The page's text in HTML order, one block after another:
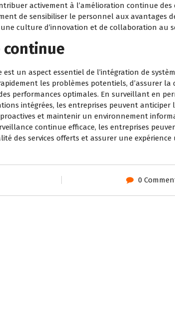
activement à l’amélioration continue des
de sensibiliser le personnel aux avantages
culture d’innovation et de collaboration au
continue
un aspect essentiel de l’intégration de
les problèmes potentiels, d’assurer la
performances optimales. En surveillant en
intégrées, les entreprises peuvent anticiper
proactives et maintenir un environnement
continue efficace, les entreprises
des services offerts et assurer une
0